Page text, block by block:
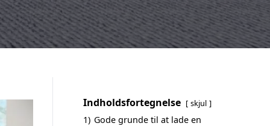
Indholdsfortegnelse skjul
1) Gode grunde til at lade en